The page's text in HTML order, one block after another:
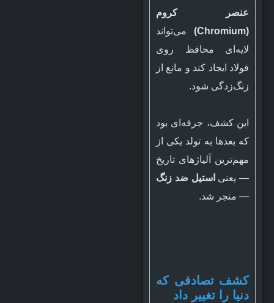
عنصر کروم
(Chromium)
می‌تواند
لایه‌ای محافظ روی
فولاد ایجاد کند و مانع از
زنگ‌زدگی شود.
این کشف، جرقه‌ای بود
که بعدها به تولد یکی از
مهم‌ترین آلیاژهای تاریخ
— یعنی استیل ضد زنگ
— منجر شد.
کشف تصادفی که
دنیا را تغییر داد